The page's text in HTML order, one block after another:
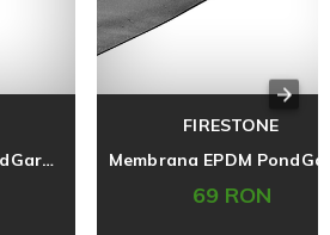
Membrana EPDM PondGard 3,05x30,5
FIRESTONE
69 RON